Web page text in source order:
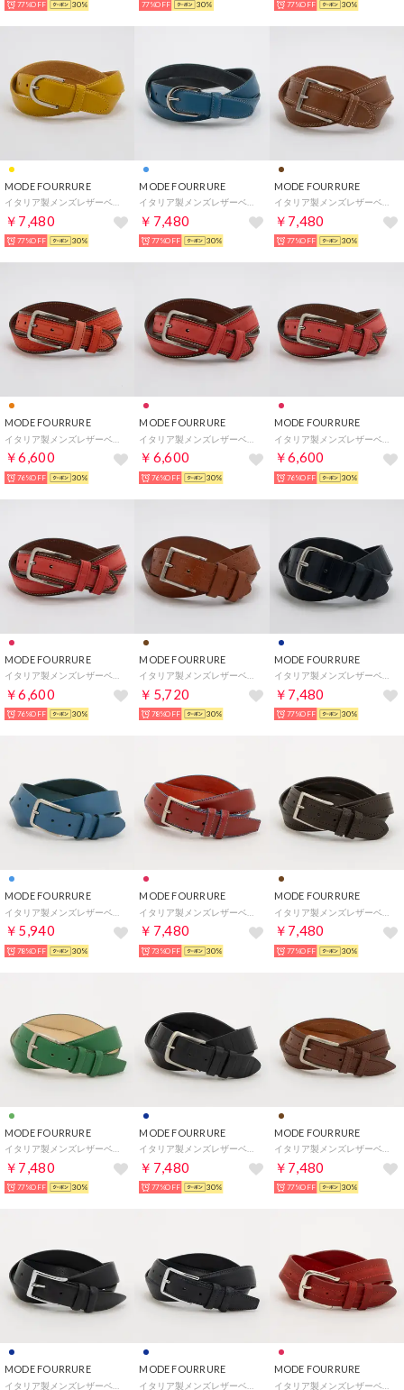
77%OFF 30% 77%OFF 30% 77%OFF 30%
MODE FOURRURE
￥7,480
77%OFF 30%
MODE FOURRURE
￥7,480
77%OFF 30%
MODE FOURRURE
イタリア製メンズレザーベルト （ライトキャメル）
￥7,480
77%OFF 30%
MODE FOURRURE
￥6,600
76%OFF 30%
MODE FOURRURE
￥6,600
76%OFF 30%
MODE FOURRURE
イタリア製メンズレザーベルト （ピンクレッド）
￥6,600
76%OFF 30%
MODE FOURRURE
￥6,600
76%OFF 30%
MODE FOURRURE
￥5,720
78%OFF 30%
MODE FOURRURE
イタリア製メンズレザーベルト （ネイビー）
￥7,480
77%OFF 30%
MODE FOURRURE
￥5,940
78%OFF 30%
MODE FOURRURE
￥7,480
73%OFF 30%
MODE FOURRURE
イタリア製メンズレザーベルト （ダークブラウン）
￥7,480
77%OFF 30%
MODE FOURRURE
￥7,480
77%OFF 30%
MODE FOURRURE
￥7,480
77%OFF 30%
MODE FOURRURE
イタリア製メンズレザーベルト （ブラウン）
￥7,480
77%OFF 30%
MODE FOURRURE MODE FOURRURE MODE FOURRURE
イタリア製メンズレザーベルト （レッド）